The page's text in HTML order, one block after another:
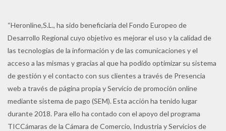
“Heronline,S.L., ha sido beneficiaria del Fondo Europeo de
Desarrollo Regional cuyo objetivo es mejorar el uso y la calidad de
las tecnologías de la información y de las comunicaciones y el
acceso a las mismas y gracias al que ha podido optimizar su sistema
de gestión y el contacto con sus clientes a través de Presencia
web a través de página propia y Servicio de promoción online
mediante sistema de pago (SEM). Esta acción ha tenido lugar
durante 2018. Para ello ha contado con el apoyo del programa
TICCámaras de la Cámara de Comercio, Industria y Servicios de